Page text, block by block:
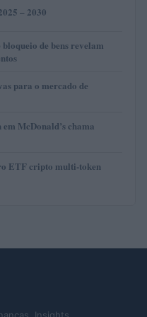
– 2030
de bens revelam
para o mercado de
McDonald’s chama
ETF cripto multi-token